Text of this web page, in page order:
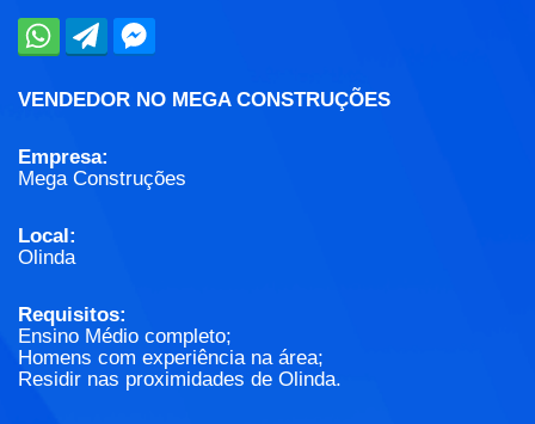
VENDEDOR NO MEGA CONSTRUÇÕES
Empresa:
Mega Construções
Local:
Olinda
Requisitos:
Ensino Médio completo;
Homens com experiência na área;
Residir nas proximidades de Olinda.